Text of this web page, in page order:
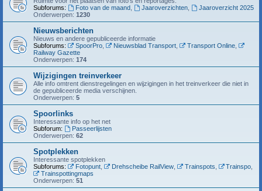
Subforums:
Foto van de maand, Jaaroverzichten,
Jaaroverzicht 2025
Onderwerpen: 1230
Nieuwsberichten
Nieuws en andere gepubliceerde informatie
Subforums:
SpoorPro, Nieuwsblad Transport, Transport Online,
Railway Gazette
Onderwerpen: 174
Wijzigingen treinverkeer
Alle info omtrent dienstregelingen en wijzigingen in het treinverkeer die niet in
de gepubliceerde media verschijnen.
Onderwerpen: 5
Spoorlinks
Interessante info op het net
Subforum:
Passeerlijsten
Onderwerpen: 62
Spotplekken
Interessante spotplekken
Subforums:
Fotopunt, Drehscheibe RailView, Trainspots Trainspo
Trainspottingmaps
Onderwerpen: 51